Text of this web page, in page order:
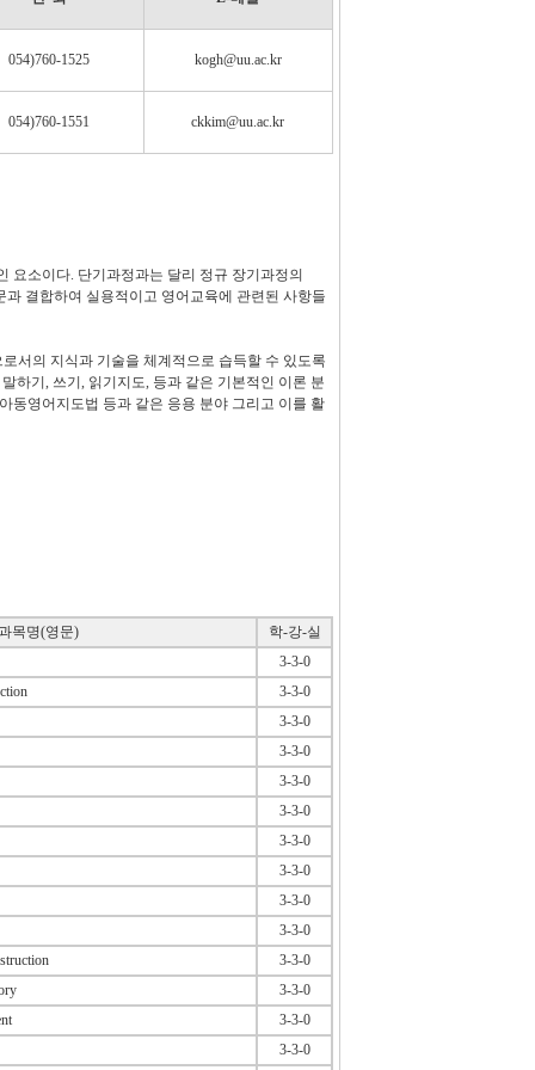
054)760-1525 kogh@uu.ac.kr
054)760-1551 ckkim@uu.ac.kr
요소이다. 단기과정과는 달리 정규 장기과정의
결합하여 실용적이고 영어교육에 관련된 사항들
서의 지식과 기술을 체계적으로 습득할 수 있도록
하기, 쓰기, 읽기지도, 등과 같은 기본적인 이론 분
동영어지도법 등과 같은 응용 분야 그리고 이를 활